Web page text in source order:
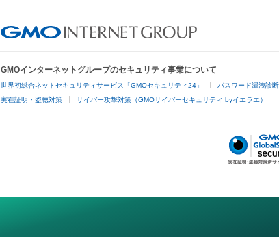
GMOインターネットグループのセキュリティ事業について
世界初総合ネットセキュリティサービス「GMOセキュリティ24」 パスワード漏洩診断
実在証明・盗聴対策 サイバー攻撃対策（GMOサイバーセキュリティ byイエラエ）